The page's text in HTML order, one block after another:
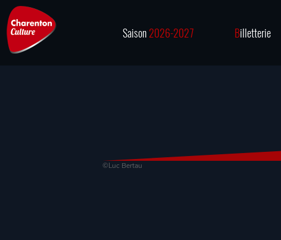
Saison2026-2027 Billetterie
©Luc Bertau